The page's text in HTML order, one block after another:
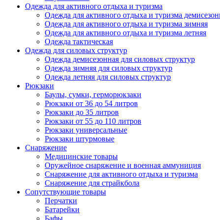
Одежда для активного отдыха и туризма
Одежда для активного отдыха и туризма
Одежда для активного отдыха и туризма зимняя
Одежда для активного отдыха и туризма летняя
Одежда тактическая
Одежда для силовых структур
Одежда демисезонная для силовых структур
Одежда зимняя для силовых структур
Одежда летняя для силовых структур
Рюкзаки
Баулы, сумки, герморюкзаки
Рюкзаки от 36 до 54 литров
Рюкзаки до 35 литров
Рюкзаки от 55 до 110 литров
Рюкзаки универсальные
Рюкзаки штурмовые
Снаряжение
Медицинские товары
Оружейное снаряжение и военная аммуниция
Снаряжение для активного отдыха и туризма
Снаряжение для страйкбола
Сопутствующие товары
Перчатки
Батарейки
Бафы